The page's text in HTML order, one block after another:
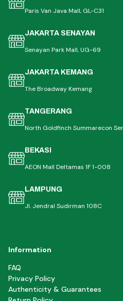
Paris Van Java Mall, GL-C31
JAKARTA SENAYAN
Senayan Park Mall, UG-69
JAKARTA KEMANG
The Broadway Kemang
TANGERANG
North Goldfinch Summarecon
BEKASI
AEON Mall Deltamas 1F 1-008
LAMPUNG
Jl. Jendral Sudirman 108C
Information
FAQ
Privacy Policy
Authenticity & Guarantees